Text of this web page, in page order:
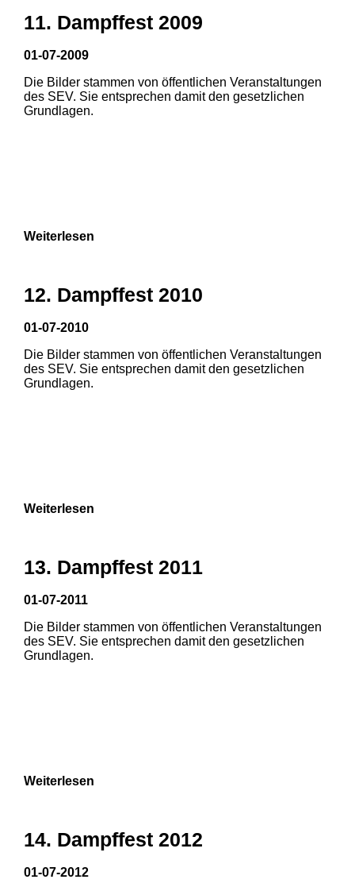
1 2 3
1 2 3
1 2 3
11. Dampffest 2009
01-07-2009
Die Bilder stammen von öffentlichen Veranstaltungen
des SEV. Sie entsprechen damit den gesetzlichen
Grundlagen.
Weiterlesen
12. Dampffest 2010
01-07-2010
Die Bilder stammen von öffentlichen Veranstaltungen
des SEV. Sie entsprechen damit den gesetzlichen
Grundlagen.
Weiterlesen
13. Dampffest 2011
01-07-2011
Die Bilder stammen von öffentlichen Veranstaltungen
des SEV. Sie entsprechen damit den gesetzlichen
Grundlagen.
Weiterlesen
14. Dampffest 2012
01-07-2012